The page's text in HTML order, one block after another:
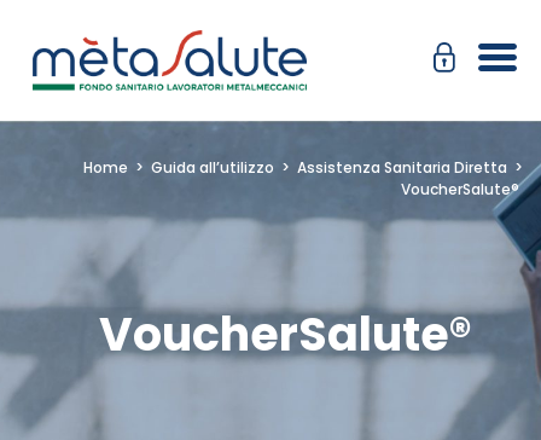
contenuto
navigazione
Home > Guida all’utilizzo > Assistenza Sanitaria Diretta >
VoucherSalute®
VoucherSalute®